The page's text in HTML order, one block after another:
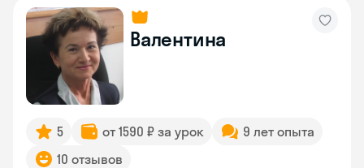
Валентина
5 от 1590 ₽ за урок
9 лет опыта
10 отзывов